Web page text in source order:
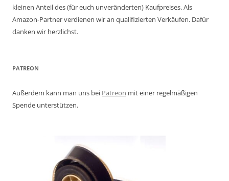
kleinen Anteil des (für euch unveränderten) Kaufpreises. Als
Amazon-Partner verdienen wir an qualifizierten Verkäufen. Dafür
danken wir herzlichst.
PATREON
Außerdem kann man uns bei Patreon mit einer regelmäßigen
Spende unterstützen.